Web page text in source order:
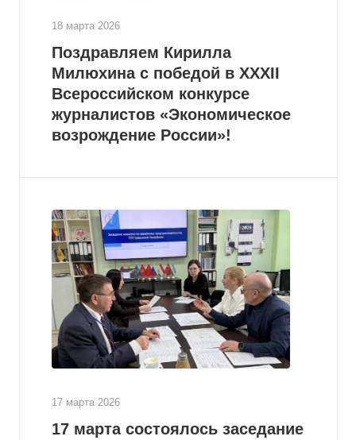
18 марта 2026
Поздравляем Кирилла
Милюхина с победой в XXXII
Всероссийском конкурсе
журналистов «Экономическое
возрождение России»!
17 марта 2026
17 марта состоялось заседание